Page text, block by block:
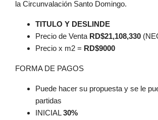
la Circunvalación Santo Domingo.
TITULO Y DESLINDE
Precio de Venta RD$21,108,330
Precio x m2 = RD$9000
FORMA DE PAGOS
Puede hacer su propuesta y se le
partidas
INICIAL30%